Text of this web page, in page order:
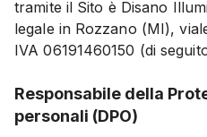
tramite il Sito è Disano
legale in Rozzano (MI),
IVA 06191460150 (di
Responsabile della
personali (DPO)